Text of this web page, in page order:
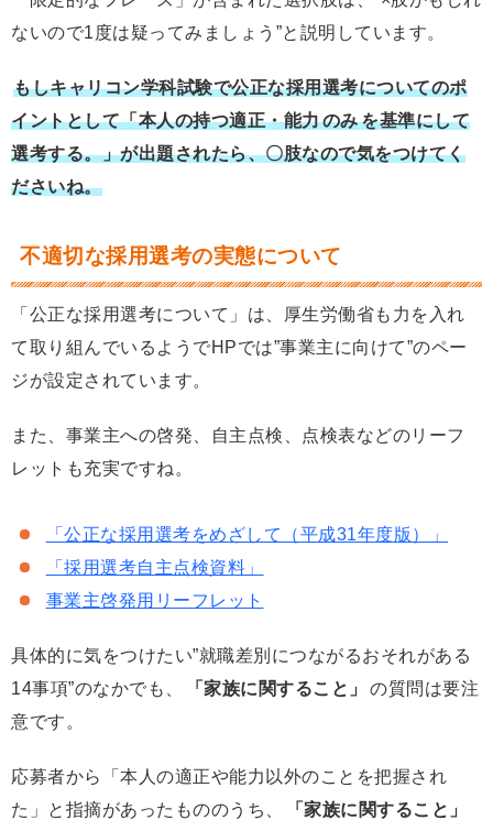
ないので1度は疑ってみましょう”と説明しています。
もしキャリコン学科試験で公正な採用選考についてのポ
イントとして「本人の持つ適正・能力のみを基準にして
選考する。」が出題されたら、〇肢なので気をつけてく
ださいね。
不適切な採用選考の実態について
「公正な採用選考について」は、厚生労働省も力を入れ
て取り組んでいるようでHPでは”事業主に向けて”のペー
ジが設定されています。
また、事業主への啓発、自主点検、点検表などのリーフ
レットも充実ですね。
「公正な採用選考をめざして（平成31年度版）」
「採用選考自主点検資料」
事業主啓発用リーフレット
具体的に気をつけたい”就職差別につながるおそれがある
14事項”のなかでも、
「家族に関すること」
の質問は要注
意です。
応募者から「本人の適正や能力以外のことを把握され
た」と指摘があったもののうち、
「家族に関すること」